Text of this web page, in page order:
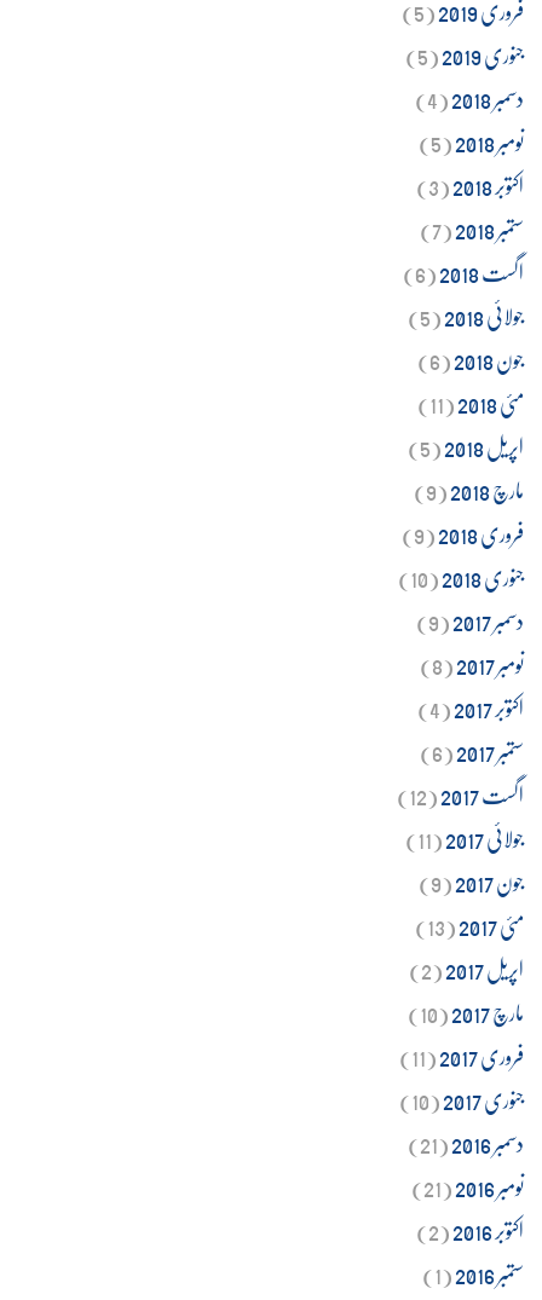
جنوری 2019
(5)
دسمبر 2018
(4)
نومبر 2018
(5)
اکتوبر 2018
(3)
ستمبر 2018
(7)
اگست 2018
(6)
جولائی 2018
(5)
جون 2018
(6)
مئی 2018
(11)
اپریل 2018
(5)
مارچ 2018
(9)
فروری 2018
(9)
جنوری 2018
(10)
دسمبر 2017
(9)
نومبر 2017
(8)
اکتوبر 2017
(4)
ستمبر 2017
(6)
اگست 2017
(12)
جولائی 2017
(11)
جون 2017
(9)
مئی 2017
(13)
اپریل 2017
(2)
مارچ 2017
(10)
فروری 2017
(11)
جنوری 2017
(10)
دسمبر 2016
(21)
نومبر 2016
(21)
اکتوبر 2016
(2)
ستمبر 2016
(1)